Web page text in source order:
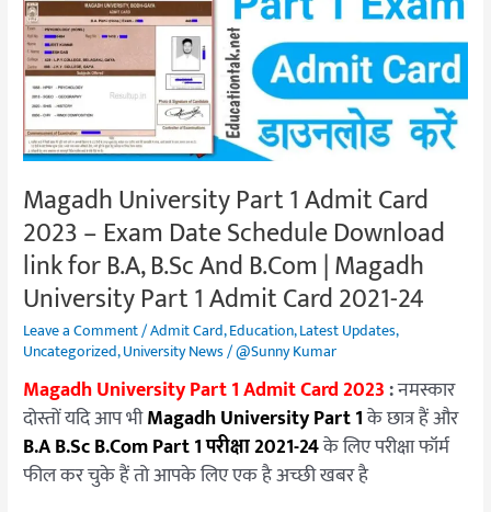
Magadh University Part 1 Admit Card
2023 – Exam Date Schedule Download
link for B.A, B.Sc And B.Com | Magadh
University Part 1 Admit Card 2021-24
Leave a Comment/Admit Card,Education,Latest Updates,
Uncategorized,University News/@Sunny Kumar
Magadh University Part 1 Admit Card 2023:नमस्कार
दोस्तों यदि आप भीMagadh University Part 1के छात्र हैं और
B.A B.Sc B.Com Part 1 परीक्षा 2021-24के लिए परीक्षा फॉर्म
फील कर चुके हैं तो आपके लिए एक है अच्छी खबर है
1
Admit
Card
2023
Exam
Schedule
Download
link
for
B.A,
B.Sc
And
B.Com
|
Magadh
University